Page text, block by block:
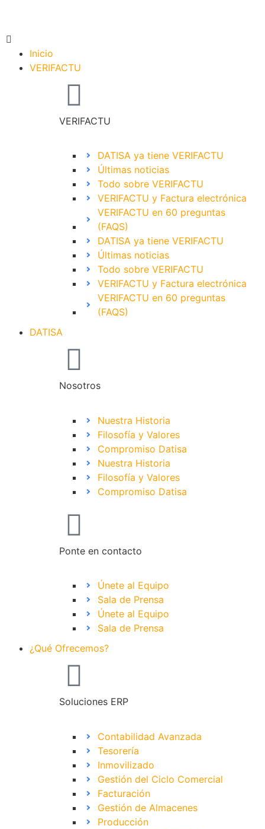
Inicio
VERIFACTU
VERIFACTU
DATISA ya tiene VERIFACTU
Últimas noticias
Todo sobre VERIFACTU
VERIFACTU y Factura electrónica
VERIFACTU en 60 preguntas
(FAQS)
DATISA ya tiene VERIFACTU
Últimas noticias
Todo sobre VERIFACTU
VERIFACTU y Factura electrónica
VERIFACTU en 60 preguntas
(FAQS)
DATISA
Nosotros
Nuestra Historia
Filosofía y Valores
Compromiso Datisa
Nuestra Historia
Filosofía y Valores
Compromiso Datisa
Ponte en contacto
Únete al Equipo
Sala de Prensa
Únete al Equipo
Sala de Prensa
¿Qué Ofrecemos?
Soluciones ERP
Contabilidad Avanzada
Tesorería
Inmovilizado
Gestión del Ciclo Comercial
Facturación
Gestión de Almacenes
Producción